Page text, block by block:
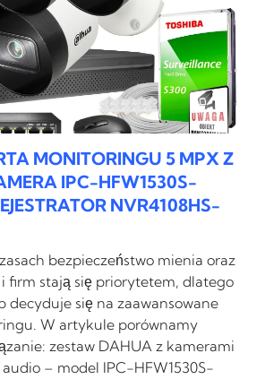
MONITORINGU 5 MPX Z
IPC-HFW1530S-
NVR4108HS-
bezpieczeństwo mienia oraz
firm stają się priorytetem, dlatego
decyduje się na zaawansowane
W artykule porównamy
zestaw DAHUA z kamerami
– model IPC-HFW1530S-